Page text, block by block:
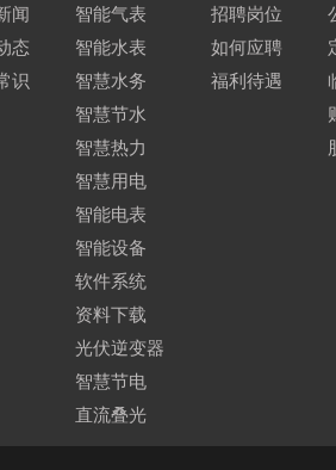
闻
态
识
智能气表
智能水表
智慧水务
智慧节水
智慧热力
智慧用电
智能电表
智能设备
软件系统
资料下载
光伏逆变器
智慧节电
直流叠光
招聘岗位
如何应聘
福利待遇